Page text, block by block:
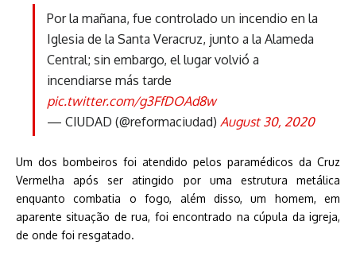
Por la mañana, fue controlado un incendio en la
Iglesia de la Santa Veracruz, junto a la Alameda
Central; sin embargo, el lugar volvió a
incendiarse más tarde
pic.twitter.com/g3FfDOAd8w
— CIUDAD (@reformaciudad) August 30, 2020
Um dos bombeiros foi atendido pelos paramédicos da Cruz
Vermelha após ser atingido por uma estrutura metálica
enquanto combatia o fogo, além disso, um homem, em
aparente situação de rua, foi encontrado na cúpula da igreja,
de onde foi resgatado.